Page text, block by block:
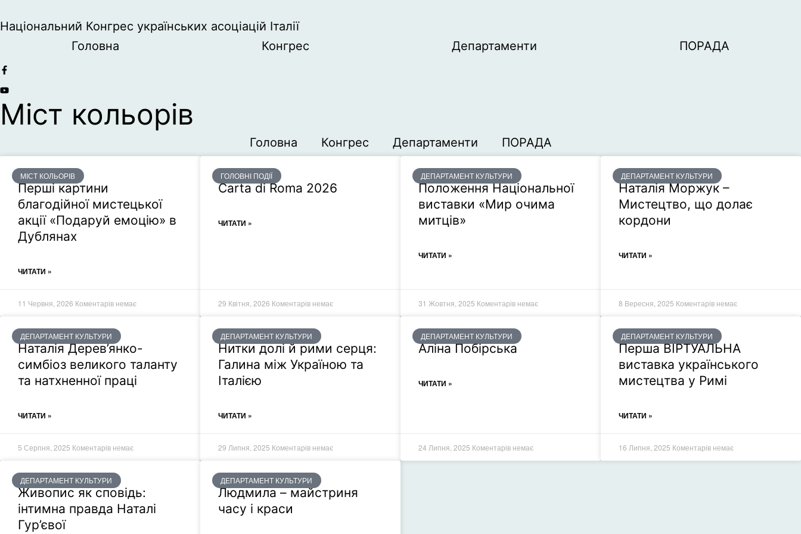
Національний Конгрес українських асоціацій Італії
Головна
Конгрес Департаменти ПОРАДА
Міст кольорів
Головна Конгрес Департаменти ПОРАДА
МІСТ КОЛЬОРІВ
Перші картини
благодійної мистецької
акції «Подаруй емоцію» в
Дублянах
ЧИТАТИ »
11 Червня, 2026 Коментарів немає
ГОЛОВНІ ПОДІЇ
Carta di Roma 2026
ЧИТАТИ »
29 Квітня, 2026 Коментарів немає
ДЕПАРТАМЕНТ КУЛЬТУРИ
Положення Національної
виставки «Мир очима
митців»
ЧИТАТИ »
31 Жовтня, 2025 Коментарів немає
ДЕПАРТАМЕНТ КУЛЬТУРИ
Наталія Моржук –
Мистецтво, що долає
кордони
ЧИТАТИ »
8 Вересня, 2025 Коментарів немає
ДЕПАРТАМЕНТ КУЛЬТУРИ
Наталія Дерев’янко-
cимбіоз великого таланту
та натхненної праці
ЧИТАТИ »
5 Серпня, 2025 Коментарів немає
ДЕПАРТАМЕНТ КУЛЬТУРИ
Нитки долі й рими серця:
Галина між Україною та
Італією
ЧИТАТИ »
29 Липня, 2025 Коментарів немає
ДЕПАРТАМЕНТ КУЛЬТУРИ
Аліна Побірська
ЧИТАТИ »
24 Липня, 2025 Коментарів немає
ДЕПАРТАМЕНТ КУЛЬТУРИ
Перша ВІРТУАЛЬНА
виставка українського
мистецтва у Римі
ЧИТАТИ »
16 Липня, 2025 Коментарів немає
ДЕПАРТАМЕНТ КУЛЬТУРИ
Живопис як сповідь:
інтимна правда Наталі
Гур’євої
ДЕПАРТАМЕНТ КУЛЬТУРИ
Людмила – майстриня
часу і краси